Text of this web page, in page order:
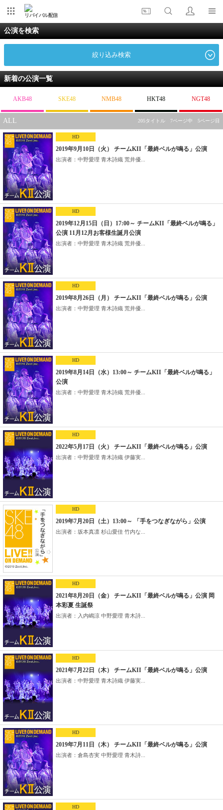
リバイバル配信
公演を検索
絞り込み検索
新着の公演一覧
AKB48 SKE48 NMB48 HKT48 NGT48
ALL 205タイトル 7ページ中 5ページ目
HD
2019年9月10日（火） チームKII「最終ベルが鳴る」公演
出演者：中野愛理 青木詩織 荒井優...
HD
2019年12月15日（日）17:00～ チームKII「最終ベルが鳴る」
公演 11月12月お客様生誕月公演
出演者：中野愛理 青木詩織 荒井優...
HD
2019年8月26日（月） チームKII「最終ベルが鳴る」公演
出演者：中野愛理 青木詩織 荒井優...
HD
2019年8月14日（水）13:00～ チームKII「最終ベルが鳴る」
公演
出演者：中野愛理 青木詩織 荒井優...
HD
2022年5月17日（火） チームKII「最終ベルが鳴る」公演
出演者：中野愛理 青木詩織 伊藤実...
HD
2019年7月20日（土）13:00～ 「手をつなぎながら」公演
出演者：坂本真凛 杉山愛佳 竹内な...
HD
2021年8月20日（金） チームKII「最終ベルが鳴る」公演 岡
本彩夏 生誕祭
出演者：入内嶋涼 中野愛理 青木詩...
HD
2021年7月22日（木） チームKII「最終ベルが鳴る」公演
出演者：中野愛理 青木詩織 伊藤実...
HD
2019年7月11日（木） チームKII「最終ベルが鳴る」公演
出演者：倉島杏実 中野愛理 青木詩...
HD